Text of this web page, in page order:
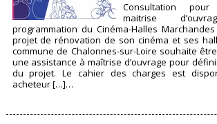
Consultation
maitrise
programmation du Cinéma-Halles
projet de rénovation de son cinéma et ses
commune de Chalonnes-sur-Loire souhaite
une assistance à maîtrise d’ouvrage pour
du projet. Le cahier des charges est
acheteur […]…